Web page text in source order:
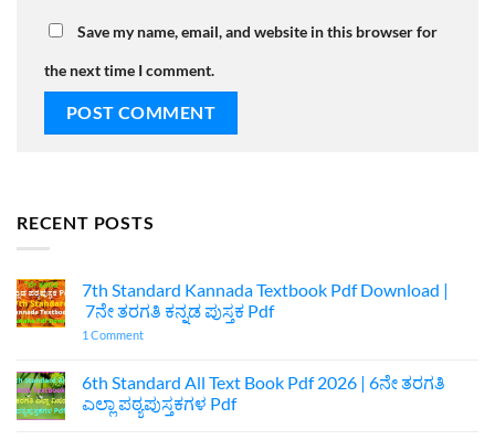
Save my name, email, and website in this browser for
the next time I comment.
RECENT POSTS
7th Standard Kannada Textbook Pdf Download |
7ನೇ ತರಗತಿ ಕನ್ನಡ ಪುಸ್ತಕ Pdf
1 Commenton
Kannada
Textbook
Pdf
Download
6th Standard All Text Book Pdf 2026 | 6ನೇ ತರಗತಿ
ಎಲ್ಲಾ ಪಠ್ಯಪುಸ್ತಕಗಳ Pdf